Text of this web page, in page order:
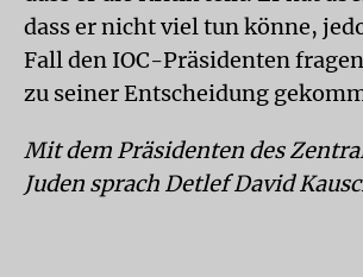
dass er nicht viel tun könne,
Fall den IOC-Präsidenten
zu seiner Entscheidung
Mit dem Präsidenten des
Juden sprach Detlef David